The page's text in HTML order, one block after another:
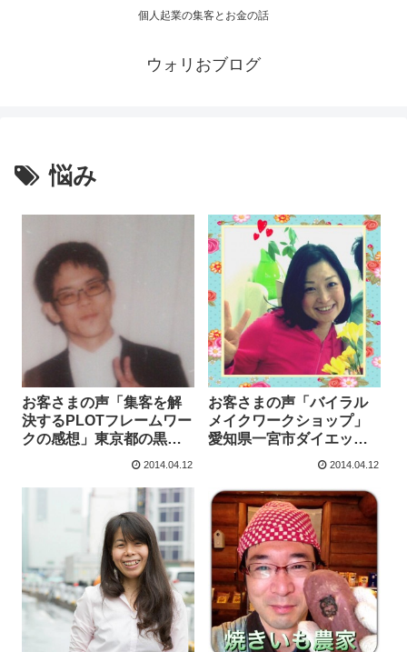
個人起業の集客とお金の話
ウォリおブログ
悩み
お客さまの声「集客を解
決するPLOTフレームワー
クの感想」東京都の黒石
2014.04.12
お客さまの声「バイラル
メイクワークショップ」
愛知県一宮市ダイエット
アドバイザーの松岡直子
2014.04.12